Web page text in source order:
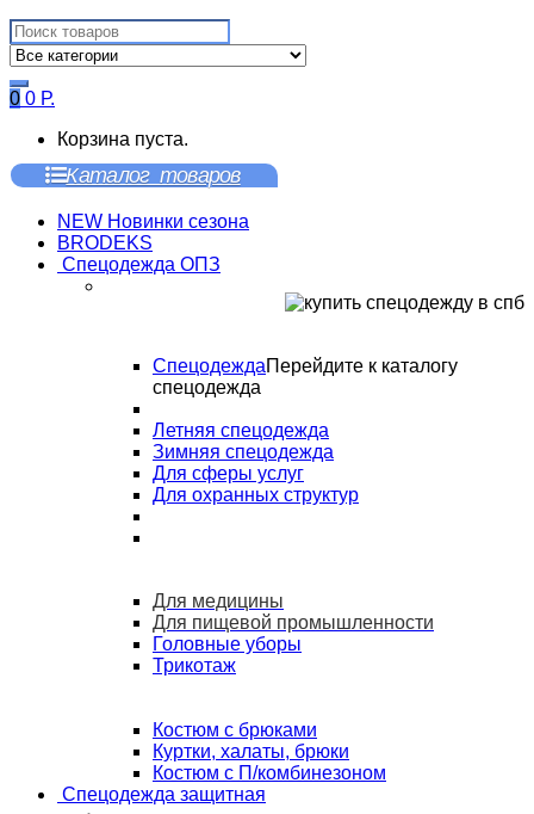
Search
for:
0 0 Р.
Корзина пуста.
Каталог товаров
NEW Новинки сезона
BRODEKS
Спецодежда ОПЗ
СпецодеждаПерейдите к каталогу
спецодежда
Летняя спецодежда
Зимняя спецодежда
Для сферы услуг
Для охранных структур
Для медицины
Для пищевой промышленности
Головные уборы
Трикотаж
Костюм с брюками
Куртки, халаты, брюки
Костюм с П/комбинезоном
Спецодежда защитная